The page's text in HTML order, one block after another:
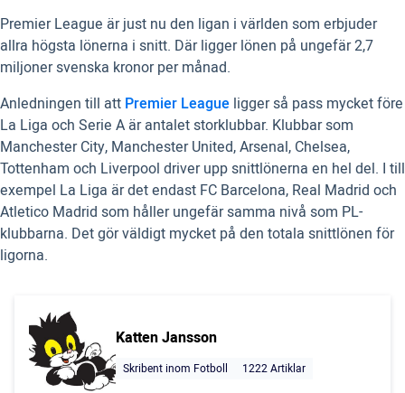
Premier League är just nu den ligan i världen som erbjuder
allra högsta lönerna i snitt. Där ligger lönen på ungefär 2,7
miljoner svenska kronor per månad.
Anledningen till att Premier League ligger så pass mycket före
La Liga och Serie A är antalet storklubbar. Klubbar som
Manchester City, Manchester United, Arsenal, Chelsea,
Tottenham och Liverpool driver upp snittlönerna en hel del. I till
exempel La Liga är det endast FC Barcelona, Real Madrid och
Atletico Madrid som håller ungefär samma nivå som PL-
klubbarna. Det gör väldigt mycket på den totala snittlönen för
ligorna.
Katten Jansson
Skribent inom Fotboll 1222 Artiklar